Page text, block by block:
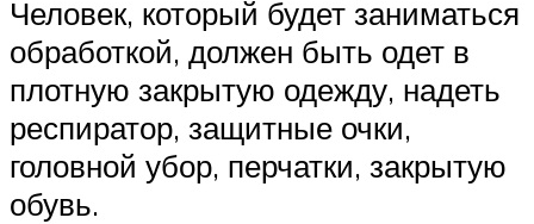
Человек, который будет заниматься
обработкой, должен быть одет в
плотную закрытую одежду, надеть
респиратор, защитные очки,
головной убор, перчатки, закрытую
обувь.